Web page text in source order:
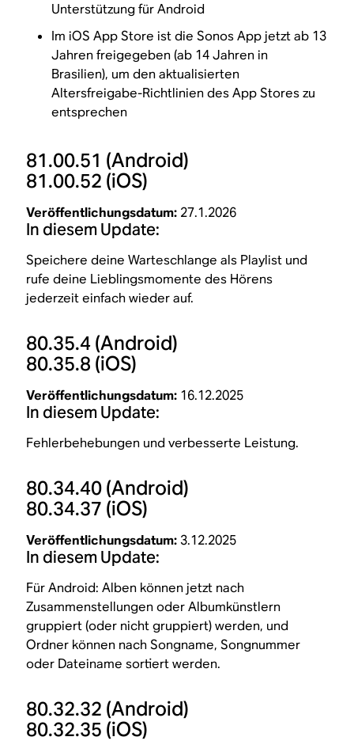
Unterstützung für Android
Im iOS App Store ist die Sonos App jetzt ab 13
Jahren freigegeben (ab 14 Jahren in
Brasilien), um den aktualisierten
Altersfreigabe-Richtlinien des App Stores zu
entsprechen
81.00.51 (Android)
81.00.52 (iOS)
Veröffentlichungsdatum: 27.1.2026
In diesem Update:
Speichere deine Warteschlange als Playlist und
rufe deine Lieblingsmomente des Hörens
jederzeit einfach wieder auf.
80.35.4(Android)
80.35.8 (iOS)
Veröffentlichungsdatum: 16.12.2025
In diesem Update:
Fehlerbehebungen und verbesserte Leistung.
80.34.40(Android)
80.34.37 (iOS)
Veröffentlichungsdatum: 3.12.2025
In diesem Update:
Für Android: Alben können jetzt nach
Zusammenstellungen oder Albumkünstlern
gruppiert (oder nicht gruppiert) werden, und
Ordner können nach Songname, Songnummer
oder Dateiname sortiert werden.
80.32.32 (Android)
80.32.35 (iOS)